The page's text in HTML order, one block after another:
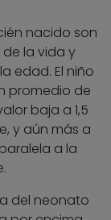
nacido son
la vida y
edad. El niño
promedio de
baja a 1,5
y aún más a
a la
del neonato